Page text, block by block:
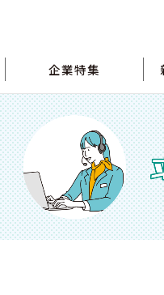
企業特集